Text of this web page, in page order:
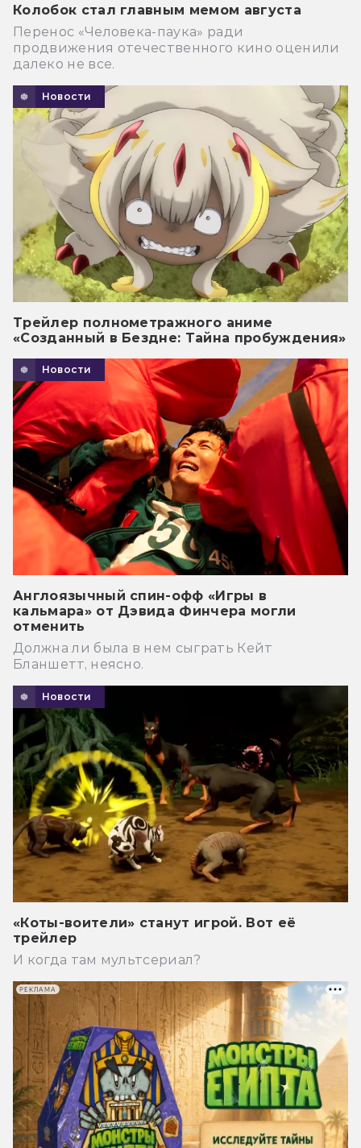
Колобок стал главным мемом августа
Перенос «Человека-паука» ради
продвижения отечественного кино оценили
далеко не все.
Новости
Трейлер полнометражного аниме
«Созданный в Бездне: Тайна пробуждения»
Новости
Англоязычный спин-офф «Игры в
кальмара» от Дэвида Финчера могли
отменить
Должна ли была в нем сыграть Кейт
Бланшетт, неясно.
Новости
«Коты-воители» станут игрой. Вот её
трейлер
И когда там мультсериал?
РЕКЛАМА